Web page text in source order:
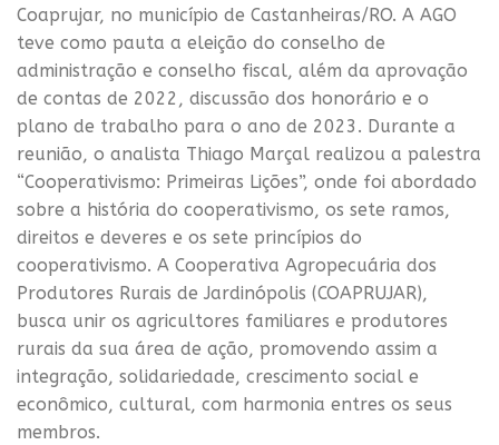
Coaprujar, no município de Castanheiras/RO. A AGO
teve como pauta a eleição do conselho de
administração e conselho fiscal, além da aprovação
de contas de 2022, discussão dos honorário e o
plano de trabalho para o ano de 2023. Durante a
reunião, o analista Thiago Marçal realizou a palestra
“Cooperativismo: Primeiras Lições”, onde foi abordado
sobre a história do cooperativismo, os sete ramos,
direitos e deveres e os sete princípios do
cooperativismo. A Cooperativa Agropecuária dos
Produtores Rurais de Jardinópolis (COAPRUJAR),
busca unir os agricultores familiares e produtores
rurais da sua área de ação, promovendo assim a
integração, solidariedade, crescimento social e
econômico, cultural, com harmonia entres os seus
membros.